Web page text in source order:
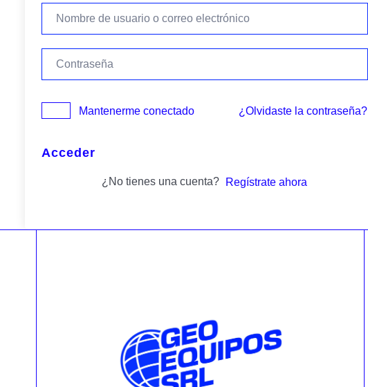
Mantenerme conectado ¿Olvidaste la contraseña?
Acceder
¿No tienes una cuenta? Regístrate ahora